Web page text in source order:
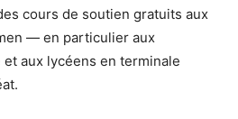
cours de soutien gratuits aux
— en particulier aux
aux lycéens en terminale